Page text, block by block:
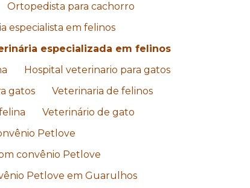
Ortopedista para cachorro
especialista em felinos
especializada em felinos
Hospital veterinario para gatos
gatos
Veterinaria de felinos
Veterinário de gato
Petlove
convênio Petlove
Petlove em Guarulhos